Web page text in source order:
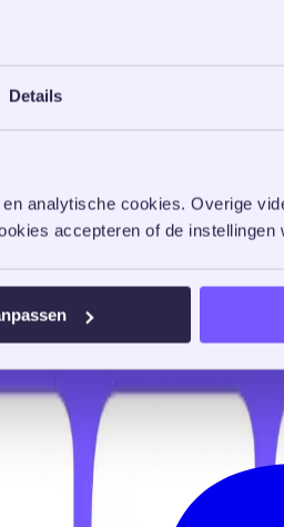
Details
analytische cookies. Overige
accepteren of de